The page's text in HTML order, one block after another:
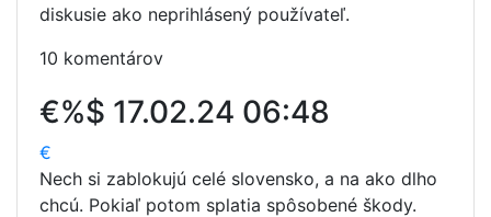
diskusie ako neprihlásený používateľ.
10 komentárov
€%$ 17.02.24 06:48
€
Nech si zablokujú celé slovensko, a na ako dlho
chcú. Pokiaľ potom splatia spôsobené škody.